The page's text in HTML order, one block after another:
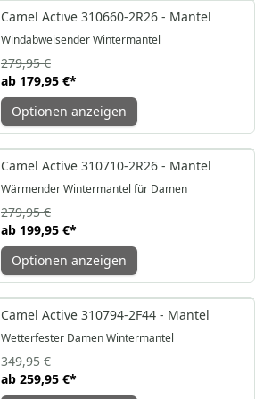
-36%
Camel Active 310660-2R26 - Mantel
Windabweisender Wintermantel
ab 179,95 €*
279,95 €
Optionen anzeigen
-29%
Camel Active 310710-2R26 - Mantel
Wärmender Wintermantel für Damen
ab 199,95 €*
279,95 €
Optionen anzeigen
-26%
Camel Active 310794-2F44 - Mantel
Wetterfester Damen Wintermantel
ab 259,95 €*
349,95 €